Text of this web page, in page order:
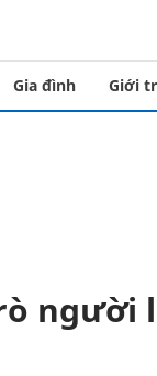
Gia đình Giới
người